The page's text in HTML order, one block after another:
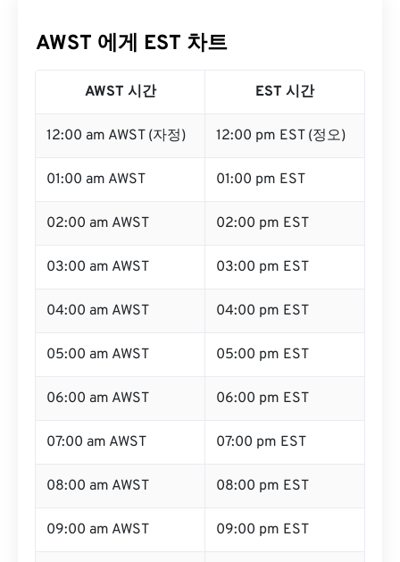
AWST 에게 EST 차트
AWST 시간 EST 시간
12:00 am AWST (자정) 12:00 pm EST (정오)
01:00 am AWST 01:00 pm EST
02:00 am AWST 02:00 pm EST
03:00 am AWST 03:00 pm EST
04:00 am AWST 04:00 pm EST
05:00 am AWST 05:00 pm EST
06:00 am AWST 06:00 pm EST
07:00 am AWST 07:00 pm EST
08:00 am AWST 08:00 pm EST
09:00 am AWST 09:00 pm EST